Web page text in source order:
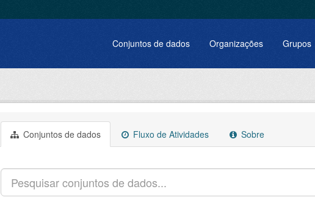
Conjuntos de dados Organizações Grupos
Conjuntos de dados Fluxo de Atividades Sobre